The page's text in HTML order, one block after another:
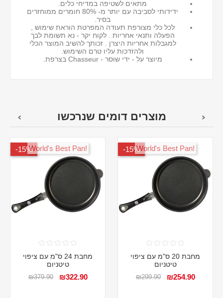
מתאים לשטיפה במדיחי כלים.
ידידותי לסביבה עם יותר מ- 80% חומרים ממוחזרים
בסיר.
לכל כלי מצורפת תעודה המפרטת הוראת שימוש ,
הפעלה ותנאי אחריות . לקוח יקר - נא תשומת לבך
למגבלות אחריות היצרן . זכותך להשיב המוצר הכלי
ולהזדכות עליו טרם השימוש.
מיוצר על - ידי שוסר - Chasseur בצרפת.
מוצרים דומים שנרכשו
15%- !World's Best Pan
מחבת 20 ס"מ עם ציפוי
טיטניום
₪254.90
₪299.90
15%- !World's Best Pan
מחבת 24 ס"מ עם ציפוי
טיטניום
₪322.90
₪379.90